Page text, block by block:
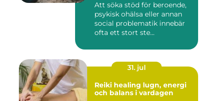
Att söka stöd för beroende,
psykisk ohälsa eller annan
social problematik innebär
ofta ett stort ste...
31. jul
Reiki healing lugn, energi
och balans i vardagen